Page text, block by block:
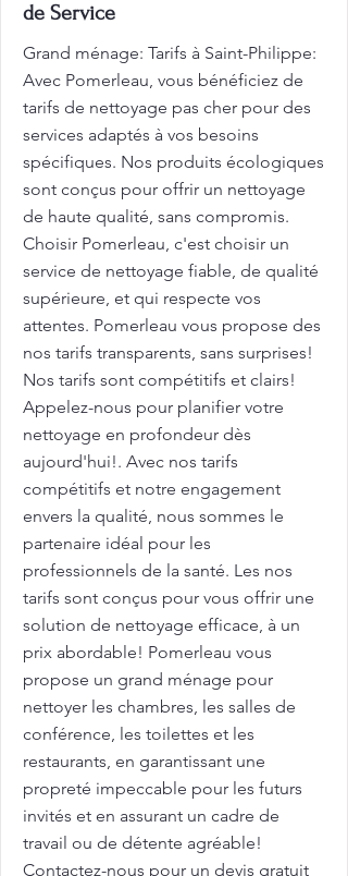
de Service
Grand ménage: Tarifs à Saint-Philippe:
Avec Pomerleau, vous bénéficiez de
tarifs de nettoyage pas cher pour des
services adaptés à vos besoins
spécifiques. Nos produits écologiques
sont conçus pour offrir un nettoyage
de haute qualité, sans compromis.
Choisir Pomerleau, c'est choisir un
service de nettoyage fiable, de qualité
supérieure, et qui respecte vos
attentes. Pomerleau vous propose des
nos tarifs transparents, sans surprises!
Nos tarifs sont compétitifs et clairs!
Appelez-nous pour planifier votre
nettoyage en profondeur dès
aujourd'hui!. Avec nos tarifs
compétitifs et notre engagement
envers la qualité, nous sommes le
partenaire idéal pour les
professionnels de la santé. Les nos
tarifs sont conçus pour vous offrir une
solution de nettoyage efficace, à un
prix abordable! Pomerleau vous
propose un grand ménage pour
nettoyer les chambres, les salles de
conférence, les toilettes et les
restaurants, en garantissant une
propreté impeccable pour les futurs
invités et en assurant un cadre de
travail ou de détente agréable!
Contactez-nous pour un devis gratuit